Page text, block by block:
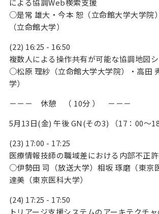
による協調Web検索支援
○是常 雄大・今本 恕（立命館大学大学院
（立命館大学）
(22) 16:25 - 16:50
複数人による操作共有が可能な協調地図
○松原 理紗（立命館大学大学院）・高田
学）
－－－ 休憩 （ 10分 ） －－－
5月13日(金) 午後 GN(その3) （17：00～18
(23) 17:00 - 17:25
医療情報技師の職域差における内部不正
○伊勢田 司（放送大学）相坂 琢磨（東京
達美（東京医科大学）
(24) 17:25 - 17:50
トリアージ支援システムのアーキテクチ